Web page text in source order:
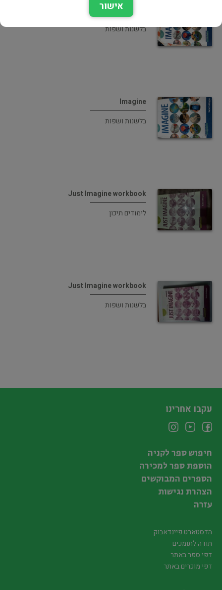
Imagine
בלשנות ושפות
Imagine
בלשנות ושפות
Just Imagine workbook
לימודים תיכון
Just Imagine workbook
בלשנות ושפות
אישור
עקבו אחרינו
חיפוש ספר לקניה
הוספת ספר למכירה
הספרים המבוקשים
הצהרת נגישות
עזרה
הדסטארט פיינדאבוק
תודה לתומכים
דפי ספר באתר
דפי מוכרים באתר